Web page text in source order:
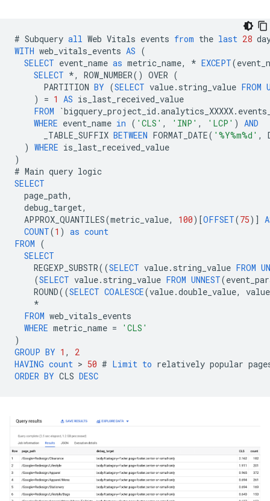
# Subquery all Web Vitals events from the last 28
WITH web_vitals_events AS (
SELECT event_name as metric_name, * EXCEPT(
SELECT *, ROW_NUMBER() OVER (
PARTITION BY (SELECT value. string_value FROM
)
= 1 AS is_last_received_value
FROM
`bigquery_project_id .analytics_XXXXX.
WHERE event_name in ( 'CLS' , 'INP' , 'LCP' )
AND
_TABLE_SUFFIX BETWEEN FORMAT_DATE( '%Y%m%d' ,
) WHERE is_last_received_value
)
# Main query logic
SELECT
page_path,
debug_target,
APPROX_QUANTILES(metric_value, 100)[OFFSET(75)]
COUNT(1 ) as count
FROM (
SELECT
REGEXP_SUBSTR((SELECT value. string_value FROM
(SELECT value. string_value FROM UNNEST(
ROUND((SELECT COALESCE(value.double_value,
value
*
FROM web_vitals_events
WHERE metric_name =
'CLS'
)
GROUP BY 1 ,
2
HAVING count > 50 # Limit to relatively popular
ORDER BY CLS DESC